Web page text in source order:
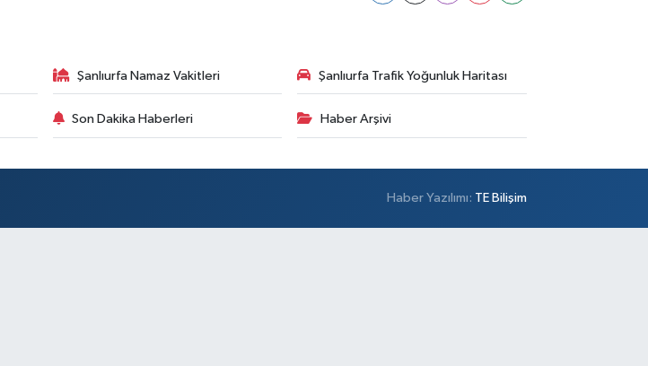
Şanlıurfa Namaz Vakitleri Şanlıurfa Trafik Yoğunluk Haritası
Son Dakika Haberleri Haber Arşivi
Haber Yazılımı: TE Bilişim